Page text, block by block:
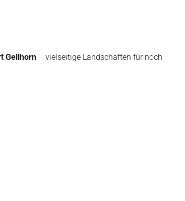
Gellhorn – vielseitige Landschaften für noch